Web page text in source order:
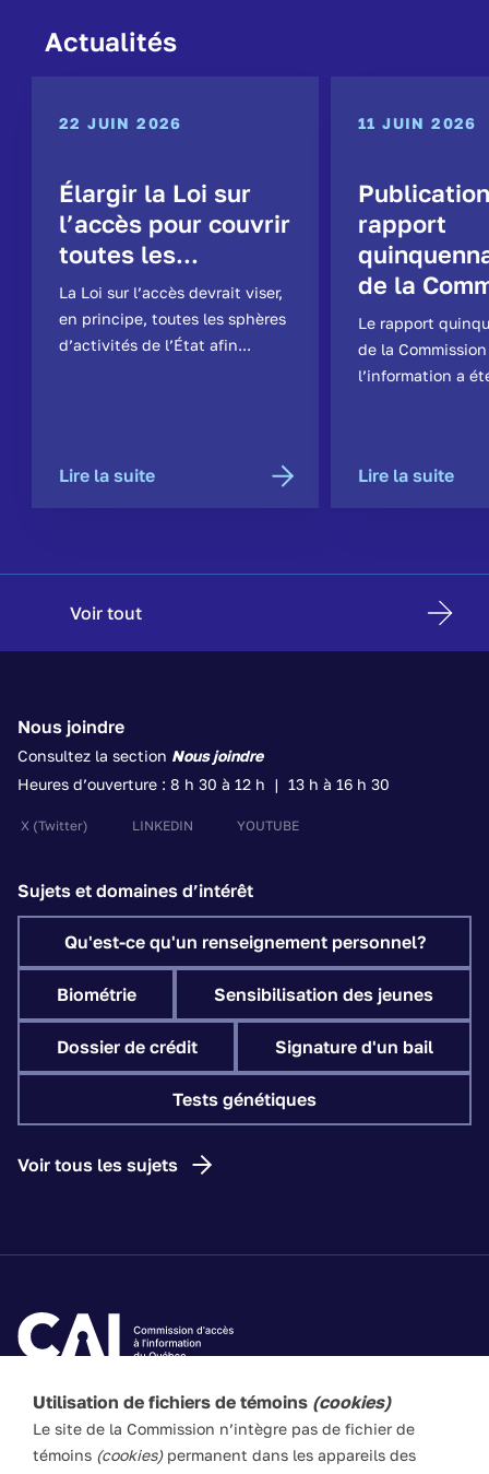
Utilisation de fichiers de témoins (cookies)
Le site de la Commission n’intègre pas de fichier de
témoins (cookies)permanent dans les appareils des
Actualités
22 JUIN 2026
Élargir la Loi sur
l’accès pour couvrir
toutes les...
La Loi sur l’accès devrait viser,
en principe, toutes les sphères
d’activités de l’État afin...
Lire la suite
11 JUIN 2026
rapport
de la
Le rapport
de la Commission
l’information a
Lire la suite
Voir tout
Nous joindre
Consultez la section Nous joindre
Heures d’ouverture : 8 h 30 à 12 h | 13 h à 16 h 30
X (Twitter) LINKEDIN YOUTUBE
Sujets et domaines d’intérêt
Qu'est-ce qu'un renseignement personnel?
Biométrie Sensibilisation des jeunes
Dossier de crédit Signature d'un bail
Tests génétiques
Voir tous les sujets
Les textes de ce site Web visent à vulgariser les lois
applicables. Ils n’ont pas force de loi. En cas de divergence
entre l’information du site et les textes législatifs, ces